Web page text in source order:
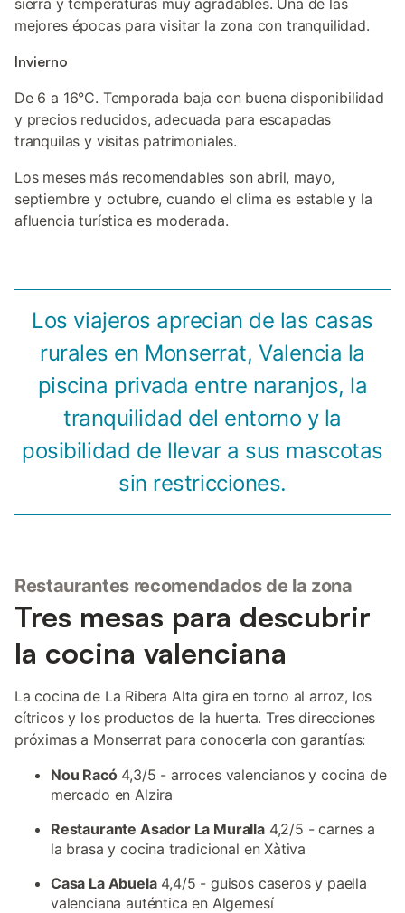
sierra y temperaturas muy agradables. Una de las
mejores épocas para visitar la zona con tranquilidad.
Invierno
De 6 a 16°C. Temporada baja con buena disponibilidad
y precios reducidos, adecuada para escapadas
tranquilas y visitas patrimoniales.
Los meses más recomendables son abril, mayo,
septiembre y octubre, cuando el clima es estable y la
afluencia turística es moderada.
Los viajeros aprecian de las casas
rurales en Monserrat, Valencia la
piscina privada entre naranjos, la
tranquilidad del entorno y la
posibilidad de llevar a sus mascotas
sin restricciones.
Restaurantes recomendados de la zona
Tres mesas para descubrir
la cocina valenciana
La cocina de La Ribera Alta gira en torno al arroz, los
cítricos y los productos de la huerta. Tres direcciones
próximas a Monserrat para conocerla con garantías:
Nou Racó4,3/5 - arroces valencianos y cocina de
mercado en Alzira
Restaurante Asador La Muralla4,2/5 - carnes a
la brasa y cocina tradicional en Xàtiva
Casa La Abuela4,4/5 - guisos caseros y paella
valenciana auténtica en Algemesí